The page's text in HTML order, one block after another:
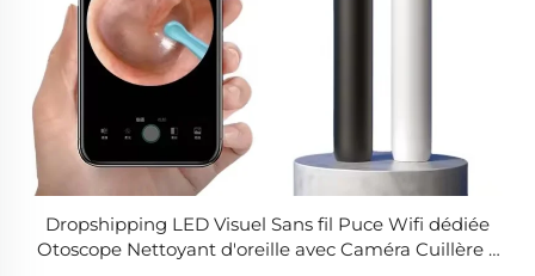
Dropshipping LED Visuel Sans fil Puce Wifi dédiée
Otoscope Nettoyant d'oreille avec Caméra Cuillère à